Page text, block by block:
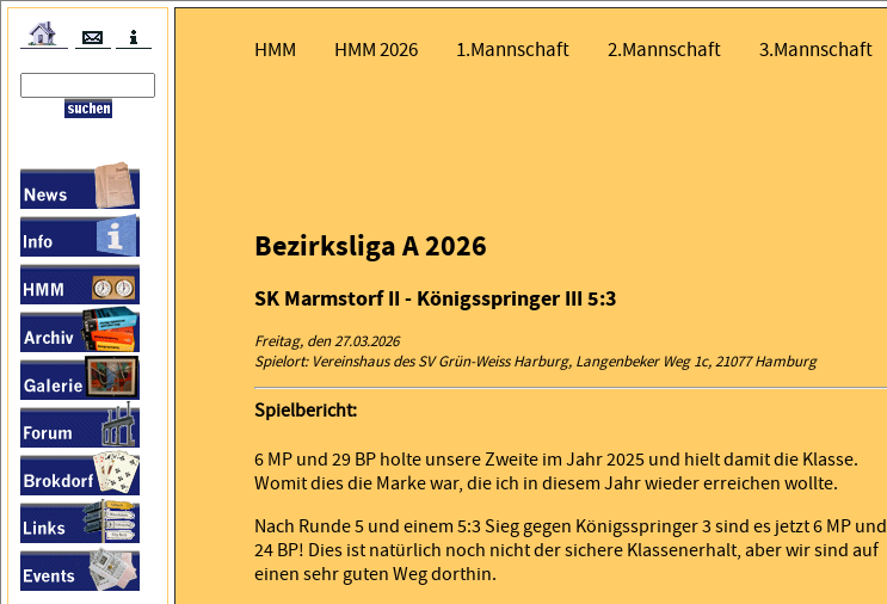
HMM HMM 2026 1.Mannschaft 2.Mannschaft 3.Mannschaft
Bezirksliga A 2026
SK Marmstorf II - Königsspringer III 5:3
Freitag, den 27.03.2026
Spielort: Vereinshaus des SV Grün-Weiss Harburg, Langenbeker Weg 1c, 21077 Hamburg
Spielbericht:
6 MP und 29 BP holte unsere Zweite im Jahr 2025 und hielt damit die Klasse.
Womit dies die Marke war, die ich in diesem Jahr wieder erreichen wollte.
Nach Runde 5 und einem 5:3 Sieg gegen Königsspringer 3 sind es jetzt 6 MP und
24 BP! Dies ist natürlich noch nicht der sichere Klassenerhalt, aber wir sind auf
einen sehr guten Weg dorthin.